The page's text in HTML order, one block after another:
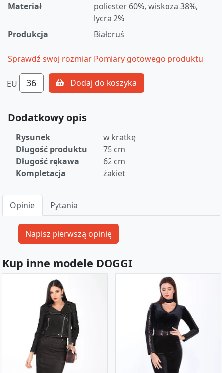
Materiał
poliester 60%, wiskoza 38%,
lycra 2%
Produkcja
Białoruś
Sprawdź swoj rozmiar Pomiary gotowego produktu
EU 36 Dodaj do koszyka
Dodatkowy opis
Rysunek
w kratkę
Długość produktu
75 cm
Długość rękawa
62 cm
Kompletacja
żakiet
Opinie Pytania
Kup inne modele DOGGI